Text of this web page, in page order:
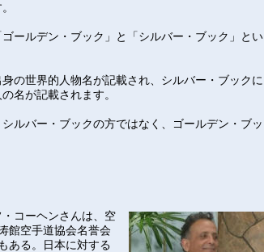
ールデン・ブック」と「シルバー・ブック」とい
の世界的人物名が記載され、シルバー・ブックに
名が記載されます。
ルバー・ブックの方ではなく、ゴールデン・ブッ
コーヘンさんは、空
館空手道協会名誉会
ある。日本に対する